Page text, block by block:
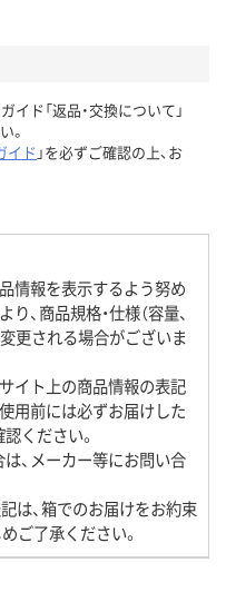
イド「返品・交換について」
。
イド 」を必ずご確認の上、お
情報を表示するよう努め
、商品規格・仕様（容量、
変更される場合がございま
イト上の商品情報の表記
用前には必ずお届けした
ください。
、メーカー等にお問い合
は、箱でのお届けをお約束
ご了承ください。